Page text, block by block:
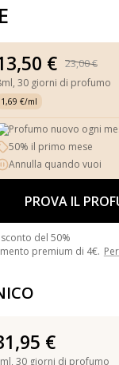
€
23,00 €
30 giorni di profumo
1,69 €/ml
Profumo nuovo ogni
50% il primo mese
Annulla quando vuoi
PROVA IL
del 50%
premium di 4€.
€
30 giorni di profumo